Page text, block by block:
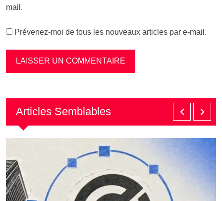
mail.
Prévenez-moi de tous les nouveaux articles par e-mail.
Articles Semblables